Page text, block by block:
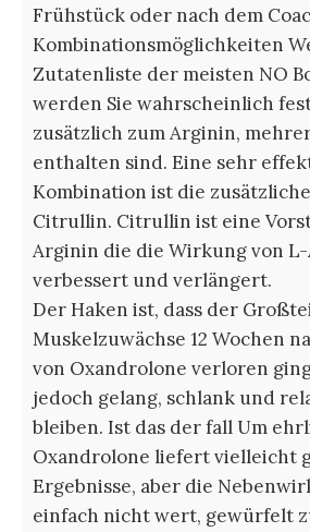
Frühstück oder nach dem
Kombinationsmöglichkeiten
Zutatenliste der meisten NO
werden Sie wahrscheinlich
zusätzlich zum Arginin,
enthalten sind. Eine sehr
Kombination ist die
Citrullin. Citrullin ist eine
Arginin die die Wirkung von
verbessert und verlängert.
Der Haken ist, dass der
Muskelzuwächse 12 Wochen
von Oxandrolone verloren
jedoch gelang, schlank und
bleiben. Ist das der fall Um
Oxandrolone liefert vielleicht
Ergebnisse, aber die
einfach nicht wert, gewürfelt